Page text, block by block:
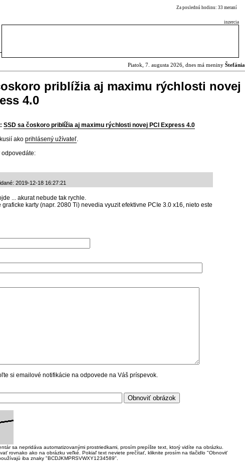
Za poslednú hodinu: 33 meraní
inzercia
Piatok, 7. augusta 2026, dnes má meniny Štefánia
priblížia aj maximu rýchlosti novej
4.0
SSD sa čoskoro priblížia aj maximu rýchlosti novej PCI Express 4.0
ako prihlásený užívateľ.
odpovedáte:
2019-12-18 16:27:21
... akurat nebude tak rychle.
graficke karty (napr. 2080 Ti) nevedia vyuzit efektivne PCIe 3.0 x16, nieto este
si emailové notifikácie na odpovede na Váš príspevok.
sa nepridáva automatizovanými prostriedkami, prosím prepíšte text, ktorý vidíte na obrázku.
rovnako ako na obrázku veľké. Pokiaľ text neviete prečítať, kliknite prosím na tlačidlo "Obnoviť
iba znaky "BCDJKMPRSVWXY1234589".